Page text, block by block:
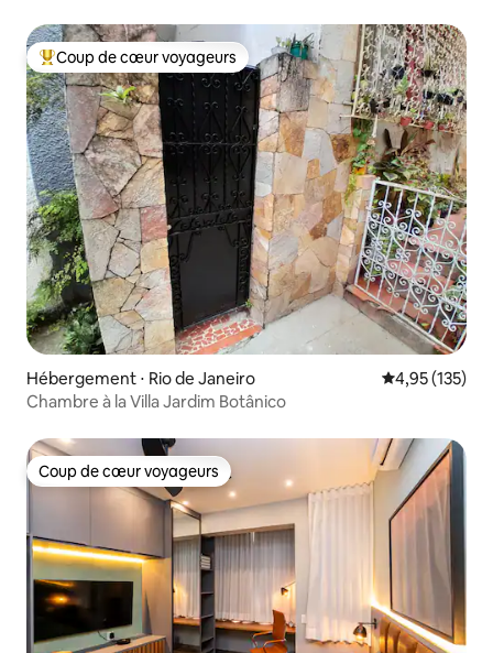
Coups de cœur voyageurs les plus appréciés
Coup de cœur voyageurs
Hébergement ⋅ Rio de Janeiro Évaluation
4,95 (135)
Chambre à la Villa Jardim Botânico
Coup de cœur voyageurs
Coup de cœur voyageurs